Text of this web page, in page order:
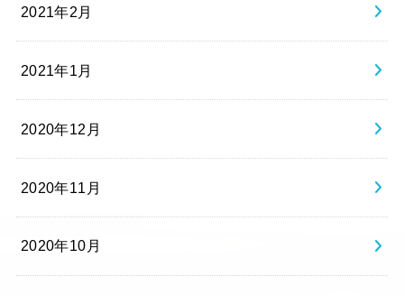
2021年2月
2021年1月
2020年12月
2020年11月
2020年10月